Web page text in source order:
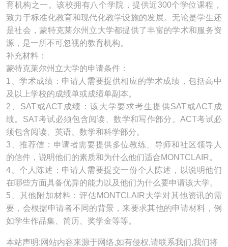
育机构之一。该校拥有八个学院，提供近300个学位课程，
致力于标准化教育和现代化教学设施的发展。无论是学生还
是社会，蒙特克莱尔州立大学都提供了丰富的学术和服务资
源，是一所不可忽视的教育机构。
补充材料：
蒙特克莱尔州立大学的申请条件：
1、学术成绩：申请人需要提供相应的学术成绩，包括高中
及以上学校的成绩单或成绩单副本。
2、SAT或ACT成绩：该大学要求考生提供SAT或ACT成
绩。SAT考试必须包含阅读、数学和写作部分。ACT考试必
须包含阅读、英语、数学和科学部分。
3、推荐信：申请者需要提供多位教练、导师和社区领导人
的信件，说明他们的素质和为什么他们适合MONTCLAIR。
4、个人陈述：申请人需要提交一份个人陈述，以说明他们
在哪些方面具备优异的能力以及他们为什么要申请该大学。
5、其他附加材料：评估MONTCLAIR大学对其他资讯的需
要，会根据申请者不同的背景，来要求其他的申请材料，例
如学生作品集、简历、奖学金等等。
本站声明:网站内容来源于网络,如有侵权,请联系我们,我们将